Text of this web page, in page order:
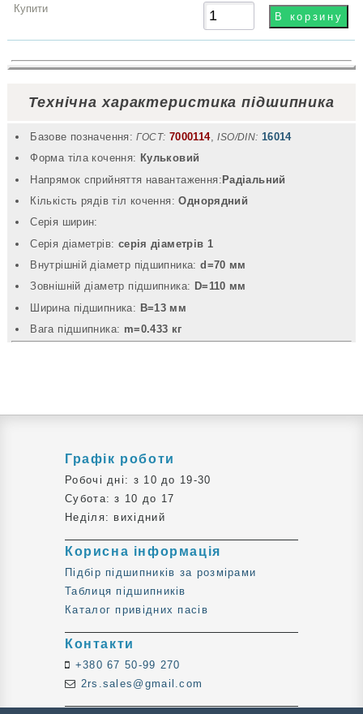
Технічна характеристика підшипника
Базове позначення: ГОСТ: 7000114,ISO/DIN: 16014
Форма тіла кочення: Кульковий
Напрямок сприйняття навантаження:Радіальний
Кількість рядів тіл кочення:Однорядний
Серія ширин:
Серія діаметрів: серія діаметрів 1
Внутрішній діаметр підшипника:d=70 мм
Зовнішній діаметр підшипника: D=110 мм
Ширина підшипника: B=13 мм
Вага підшипника: m=0.433 кг
Графік роботи
Робочі дні: з 10 до 19-30
Субота: з 10 до 17
Неділя: вихідний
Корисна інформація
Підбір підшипників за розмірами
Таблиця підшипників
Каталог привідних пасів
Контакти
+380 67 50-99 270
2rs.sales@gmail.com